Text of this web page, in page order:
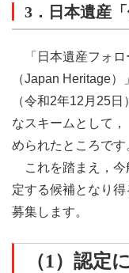
3．日本遺産
「日本遺産フォ
（Japan Heritage
（令和2年12月25
なスキームとして
められたところです
これを踏まえ，
定する候補となり
募集します。
（1）認定